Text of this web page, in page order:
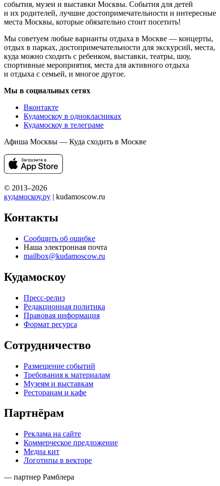
события, музеи и выставки Москвы. События для детей
и их родителей, лучшие достопримечательности и интересные
места Москвы, которые обязательно стоит посетить!
Мы советуем любые варианты отдыха в Москве — концерты,
отдых в парках, достопримечательности для экскурсий, места,
куда можно сходить с ребенком, выставки, театры, шоу,
спортивные мероприятия, места для активного отдыха
и отдыха с семьей, и многое другое.
Мы в социальных сетях
Вконтакте
Кудамоскоу в однокласниках
Кудамоскоу в телеграме
Афиша Москвы — Куда сходить в Москве
© 2013–2026
кудамоскоу.ру | kudamoscow.ru
Контакты
Сообщить об ошибке
Наша электронная почта
mailbox@kudamoscow.ru
Кудамоскоу
Пресс-релиз
Редакционная политика
Правовая информация
Формат ресурса
Сотрудничество
Размещение событий
Требования к материалам
Музеям и выставкам
Ресторанам и кафе
Партнёрам
Реклама на сайте
Коммерческое предложение
Медиа кит
Логотипы в векторе
— партнер Рамблера